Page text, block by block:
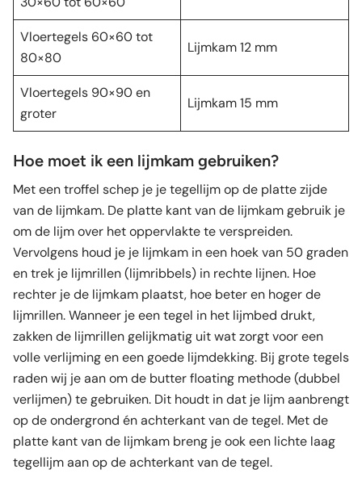
Vloertegels 60×60 tot
80×80
Lijmkam 12 mm
Vloertegels 90×90 en
groter
Lijmkam 15 mm
Hoe moet ik een lijmkam gebruiken?
Met een troffel schep je je tegellijm op de platte zijde
van de lijmkam. De platte kant van de lijmkam gebruik je
om de lijm over het oppervlakte te verspreiden.
Vervolgens houd je je lijmkam in een hoek van 50 graden
en trek je lijmrillen (lijmribbels) in rechte lijnen. Hoe
rechter je de lijmkam plaatst, hoe beter en hoger de
lijmrillen. Wanneer je een tegel in het lijmbed drukt,
zakken de lijmrillen gelijkmatig uit wat zorgt voor een
volle verlijming en een goede lijmdekking. Bij grote tegels
raden wij je aan om de butter floating methode (dubbel
verlijmen) te gebruiken. Dit houdt in dat je lijm aanbrengt
op de ondergrond én achterkant van de tegel. Met de
platte kant van de lijmkam breng je ook een lichte laag
tegellijm aan op de achterkant van de tegel.